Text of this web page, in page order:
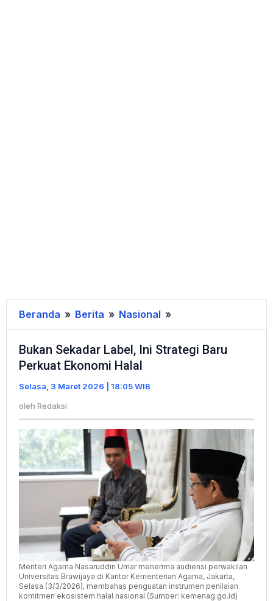
Beranda » Berita » Nasional »
Sekadar
Label,
Perkuat
Ekonomi
Halal
Bukan Sekadar Label, Ini Strategi Baru
Perkuat Ekonomi Halal
Selasa, 3 Maret 2026 | 18:05 WIB
oleh Redaksi
Menteri Agama Nasaruddin Umar menerima audiensi perwakilan
Universitas Brawijaya di Kantor Kementerian Agama, Jakarta,
Selasa (3/3/2026), membahas penguatan instrumen penilaian
komitmen ekosistem halal nasional.(Sumber: kemenag.go.id)